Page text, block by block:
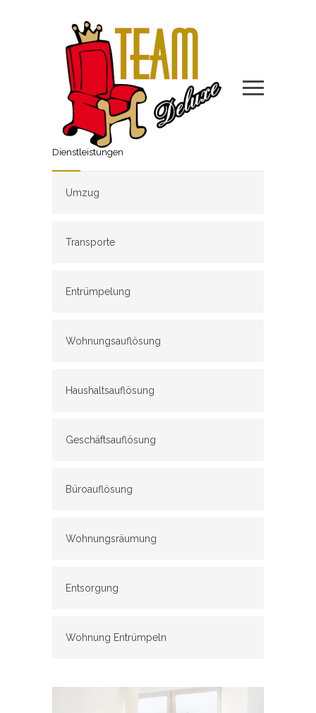
Dienstleistungen
Umzug
Transporte
Entrümpelung
Wohnungsauflösung
Haushaltsauflösung
Geschäftsauflösung
Büroauflösung
Wohnungsräumung
Entsorgung
Wohnung Entrümpeln